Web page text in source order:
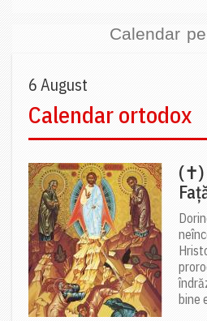
Calendar
6 August
Calendar ortodox
(✝)
bine